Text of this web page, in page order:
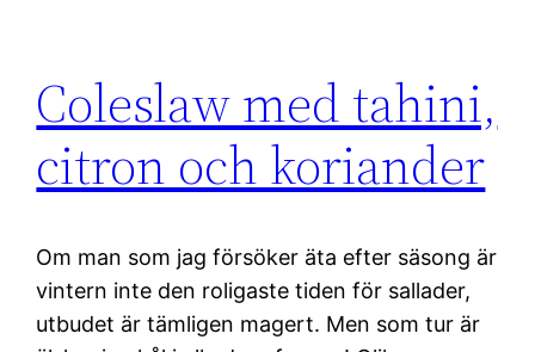
Coleslaw med tahini,
citron och koriander
Om man som jag försöker äta efter säsong är
vintern inte den roligaste tiden för sallader,
utbudet är tämligen magert. Men som tur är